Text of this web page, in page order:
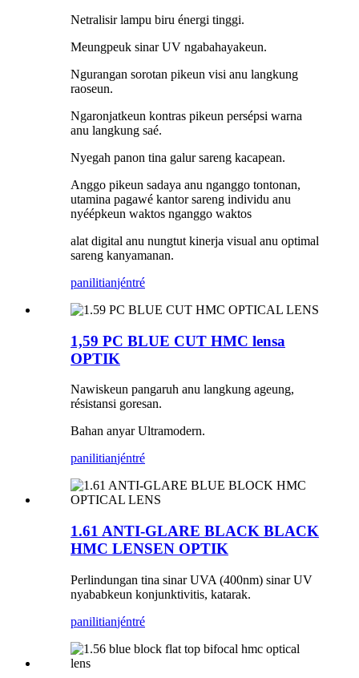
Netralisir lampu biru énergi tinggi.
Meungpeuk sinar UV ngabahayakeun.
Ngurangan sorotan pikeun visi anu langkung
raoseun.
Ngaronjatkeun kontras pikeun persépsi warna
anu langkung saé.
Nyegah panon tina galur sareng kacapean.
Anggo pikeun sadaya anu nganggo tontonan,
utamina pagawé kantor sareng individu anu
nyéépkeun waktos nganggo waktos
alat digital anu nungtut kinerja visual anu optimal
sareng kanyamanan.
panilitianjéntré
1,59 PC BLUE CUT HMC lensa
OPTIK
Nawiskeun pangaruh anu langkung ageung,
résistansi goresan.
Bahan anyar Ultramodern.
panilitianjéntré
1.61 ANTI-GLARE BLACK BLACK
HMC LENSEN OPTIK
Perlindungan tina sinar UVA (400nm) sinar UV
nyababkeun konjunktivitis, katarak.
panilitianjéntré